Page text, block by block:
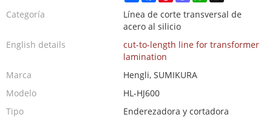
Categoría
Línea de corte transversal de
acero al silicio
English details
cut-to-length line for transformer
lamination
Marca
Hengli, SUMIKURA
Modelo
HL-HJ600
Tipo
Enderezadora y cortadora